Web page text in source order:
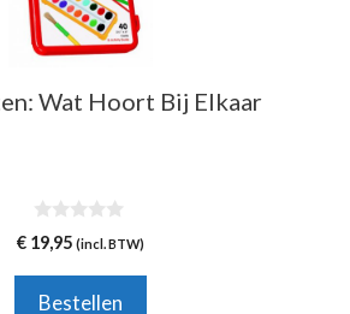
Wat Hoort Bij Elkaar
0
v
5
€ 19,95 (incl. BTW)
Bestellen